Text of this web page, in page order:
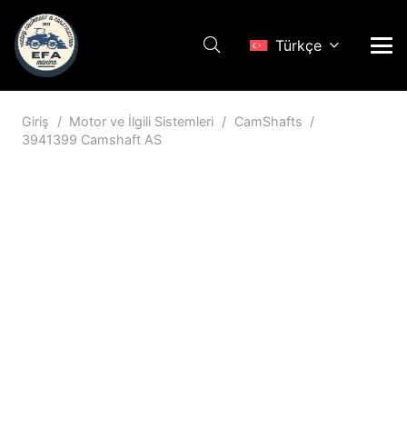
Türkçe
Giriş / Motor ve İlgili Sistemleri / CamShafts /
3941399 Camshaft AS